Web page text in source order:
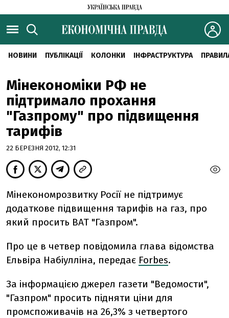
НОВИНИ ПУБЛІКАЦІЇ КОЛОНКИ ІНФРАСТРУКТУРА
Мінекономіки РФ не
підтримало прохання
"Газпрому" про підвищення
тарифів
22 БЕРЕЗНЯ 2012, 12:31
Мінекономрозвитку Росії не підтримує
додаткове підвищення тарифів на газ, про
який просить ВАТ "Газпром".
Про це в четвер повідомила глава відомства
Ельвіра Набіулліна, передає Forbes.
За інформацією джерел газети "Ведомости",
"Газпром" просить підняти ціни для
промспоживачів на 26,3% з четвертого